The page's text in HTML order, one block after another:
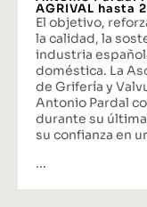
AGRIVAL hasta
El objetivo,
la calidad, la
industria
doméstica. La
de Grifería y
Antonio Pardal
durante su
su confianza en
...